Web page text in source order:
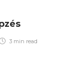
3 min read